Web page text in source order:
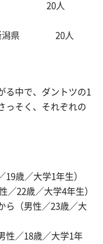
県 20人
新潟県 20人
る中で、ダントツの1
っそく、それぞれの
19歳／大学1年生）
／22歳／大学4年生）
ら（男性／23歳／大
性／18歳／大学1年